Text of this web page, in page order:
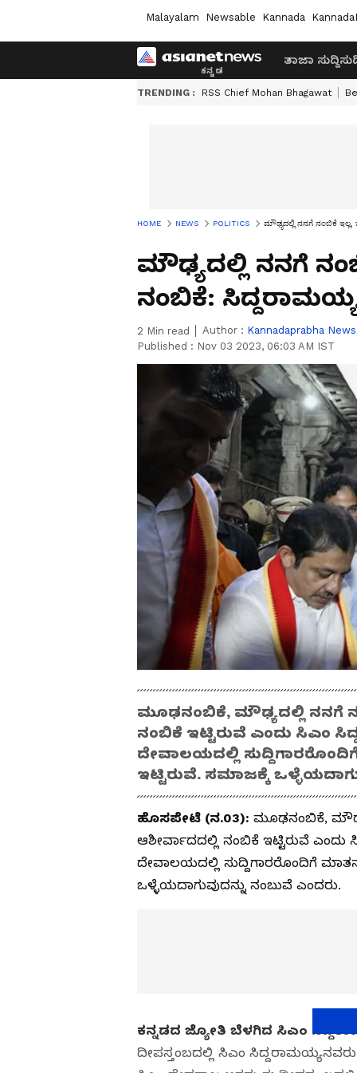
Malayalam Newsable Kannada
ತಾಜಾ ಸುದ್ದಿ
TRENDING : RSS Chief Mohan Bhagawat
HOME NEWS POLITICS ಮೌಢ್ಯದಲ್ಲಿ ನನಗೆ ನಂಬಿಕೆ ಇಲ್ಲ,
ಮೌಢ್ಯದಲ್ಲಿ ನನಗೆ
ನಂಬಿಕೆ:
2 Min read Author : Kannadaprabha News
Published : Nov 03 2023, 06:03 AM IST
ಮೂಢನಂಬಿಕೆ, ಮೌಢ್ಯದಲ್ಲಿ ನನಗೆ
ನಂಬಿಕೆ ಇಟ್ಟಿರುವೆ ಎಂದು ಸಿಎಂ
ದೇವಾಲಯದಲ್ಲಿ
ಇಟ್ಟಿರುವೆ. ಸಮಾಜಕ್ಕೆ
ಹೊಸಪೇಟೆ (ನ.03): ಮೂಢನಂಬಿಕೆ,
ಆಶೀರ್ವಾದದಲ್ಲಿ ನಂಬಿಕೆ ಇಟ್ಟಿರುವೆ ಎಂದು
ದೇವಾಲಯದಲ್ಲಿ ಸುದ್ದಿಗಾರರೊಂದಿಗೆ
ಒಳ್ಳೆಯದಾಗುವುದನ್ನು ನಂಬುವೆ ಎಂದರು.
ಕನ್ನಡದ ಜ್ಯೋತಿ ಬೆಳಗಿದ ಸಿಎಂ
ದೀಪಸ್ತಂಬದಲ್ಲಿ ಸಿಎಂ